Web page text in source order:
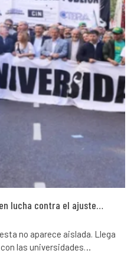
lucha contra el ajuste…
no aparece aislada. Llega
las universidades…